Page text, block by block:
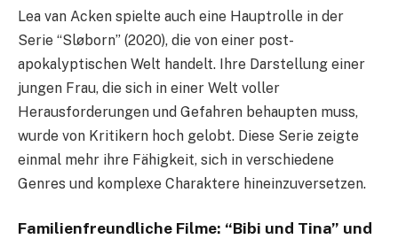
Lea van Acken spielte auch eine Hauptrolle in der
Serie “Sløborn” (2020), die von einer post-
apokalyptischen Welt handelt. Ihre Darstellung einer
jungen Frau, die sich in einer Welt voller
Herausforderungen und Gefahren behaupten muss,
wurde von Kritikern hoch gelobt. Diese Serie zeigte
einmal mehr ihre Fähigkeit, sich in verschiedene
Genres und komplexe Charaktere hineinzuversetzen.
Familienfreundliche Filme: “Bibi und Tina” und